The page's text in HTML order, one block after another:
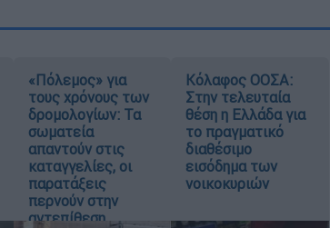
«Πόλεμος» για
τους χρόνους των
δρομολογίων: Τα
σωματεία
απαντούν στις
καταγγελίες, οι
παρατάξεις
περνούν στην
αντεπίθεση
Κόλαφος ΟΟΣΑ:
Στην τελευταία
θέση η Ελλάδα για
το πραγματικό
διαθέσιμο
εισόδημα των
νοικοκυριών